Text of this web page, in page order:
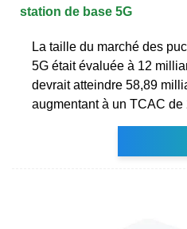
station de base 5G
La taille du marché des
5G était évaluée à 12
devrait atteindre 58,89
augmentant à un TCAC de